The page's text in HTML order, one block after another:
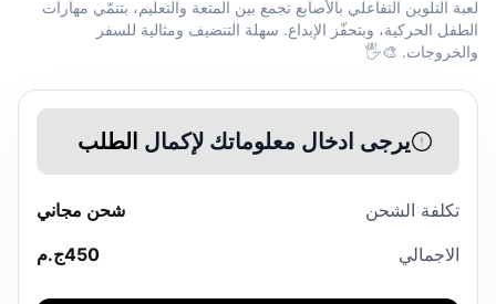
لعبة التلوين التفاعلي بالأصابع تجمع بين المتعة والتعليم، بتنمّي مهارات
الطفل الحركية، وبتحفّز الإبداع. سهلة التنضيف ومثالية للسفر
والخروجات. 🎨🖐️
يرجى ادخال معلوماتك لإكمال الطلب
تكلفة الشحن
شحن مجاني
الاجمالي
450ج.م